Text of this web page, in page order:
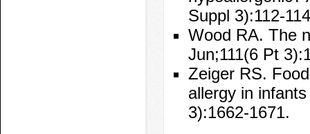
Suppl 3):112-
Wood RA. The
Jun;111(6 Pt
Zeiger RS.
allergy in
3):1662-1671.